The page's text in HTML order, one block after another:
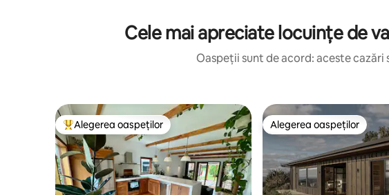
Cele mai apreciate locuințe de
Oaspeții sunt de acord: aceste
Locuință din topul categoriei Alegerea oaspeților
Alegerea oaspeților Alegerea oaspeților
Alegerea oaspeților